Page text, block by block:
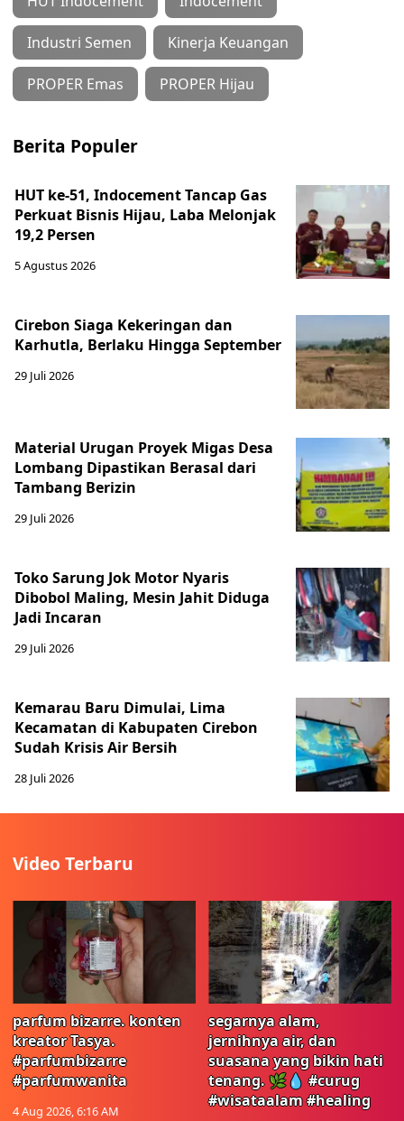
Industri Semen Kinerja Keuangan
PROPER Emas PROPER Hijau
Berita Populer
HUT ke-51, Indocement Tancap Gas
Perkuat Bisnis Hijau, Laba Melonjak
19,2 Persen
5 Agustus 2026
Cirebon Siaga Kekeringan dan
Karhutla, Berlaku Hingga September
29 Juli 2026
Material Urugan Proyek Migas Desa
Lombang Dipastikan Berasal dari
Tambang Berizin
29 Juli 2026
Toko Sarung Jok Motor Nyaris
Dibobol Maling, Mesin Jahit Diduga
Jadi Incaran
29 Juli 2026
Kemarau Baru Dimulai, Lima
Kecamatan di Kabupaten Cirebon
Sudah Krisis Air Bersih
28 Juli 2026
Video Terbaru
parfum bizarre. konten
kreator Tasya.
#parfumbizarre
#parfumwanita
4 Aug 2026, 6:16 AM
segarnya alam,
jernihnya air, dan
suasana yang bikin hati
tenang. 🌿💧 #curug
#wisataalam #healing